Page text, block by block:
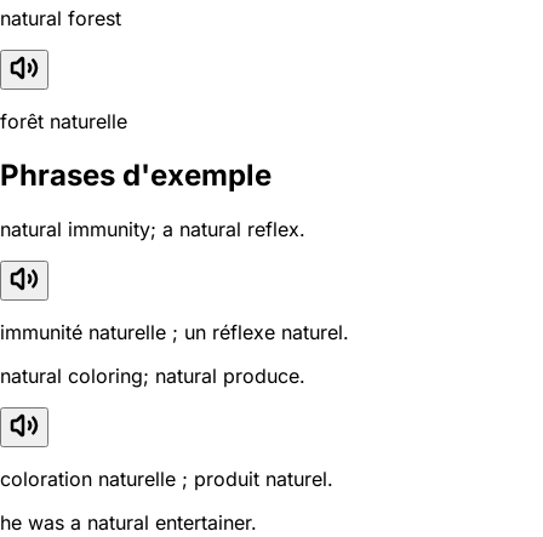
natural forest
forêt naturelle
Phrases d'exemple
natural immunity; a natural reflex.
immunité naturelle ; un réflexe naturel.
natural coloring; natural produce.
coloration naturelle ; produit naturel.
he was a natural entertainer.